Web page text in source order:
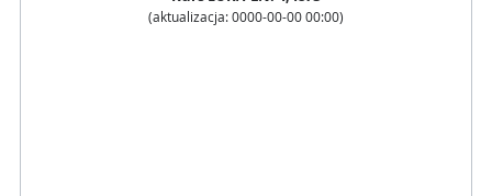
(aktualizacja: 0000-00-00 00:00)